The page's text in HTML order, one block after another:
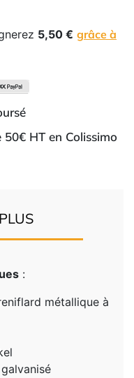
5,50 € grâce à
HT en Colissimo
:
métallique à